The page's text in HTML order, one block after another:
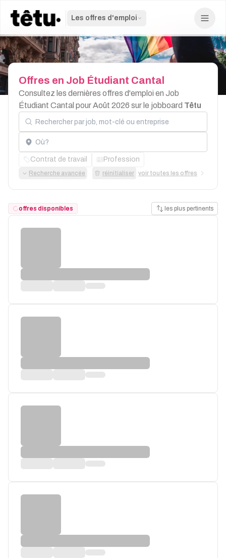
Les offres d'emploi
Offres en Job Étudiant Cantal
Consultez les dernières offres d'emploi en Job
Étudiant Cantal pour Août 2026 sur le jobboard Têtu
Rechercher par job, mot-clé ou entreprise
Localisation
Contrat de travail Profession
Recherche avancée réinitialiser voir toutes les offres
offres disponibles les plus pertinents